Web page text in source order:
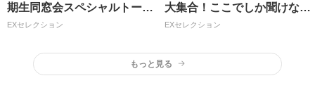
期生同窓会スペシャルトーク
【上野翔×川田将雅×丹内祐次×
EXセレクション
大集合！ここでしか聞けない
スペシャルトーク！
EXセレクション
もっと見る